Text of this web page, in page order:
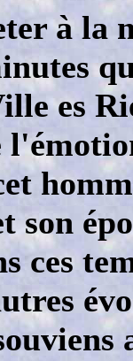
à la
es
son
ces